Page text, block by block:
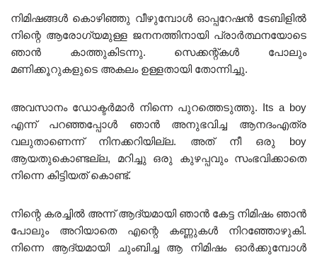
നിമിഷങ്ങൾ കൊഴിഞ്ഞു വീഴുമ്പോൾ ഓപ്പറേഷൻ ടേബിളിൽ
നിന്റെ ആരോഗ്യമുള്ള ജനനത്തിനായി പ്രാർത്ഥനയോടെ
ഞാൻ കാത്തുകിടന്നു. സെക്കന്റ്‌കൾ പോലും
മണിക്കൂറുകളുടെ അകലം ഉള്ളതായി തോന്നിച്ചു.
അവസാനം ഡോക്ടർമാർ നിന്നെ പുറത്തെടുത്തു. Its a boy
എന്ന് പറഞ്ഞപ്പോൾ ഞാൻ അനുഭവിച്ച ആനദംഎത്ര
വലുതാണെന്ന് നിനക്കറിയില്ല. അത് നീ ഒരു boy
ആയതുകൊണ്ടല്ല, മറിച്ചു ഒരു കുഴപ്പവും സംഭവിക്കാതെ
നിന്നെ കിട്ടിയത് കൊണ്ട്.
നിന്റെ കരച്ചിൽ അന്ന് ആദ്യമായി ഞാൻ കേട്ട നിമിഷം ഞാൻ
പോലും അറിയാതെ എന്റെ കണ്ണുകൾ നിറഞ്ഞോഴുകി.
നിന്നെ ആദ്യമായി ചുംബിച്ച ആ നിമിഷം ഓർക്കുമ്പോൾ